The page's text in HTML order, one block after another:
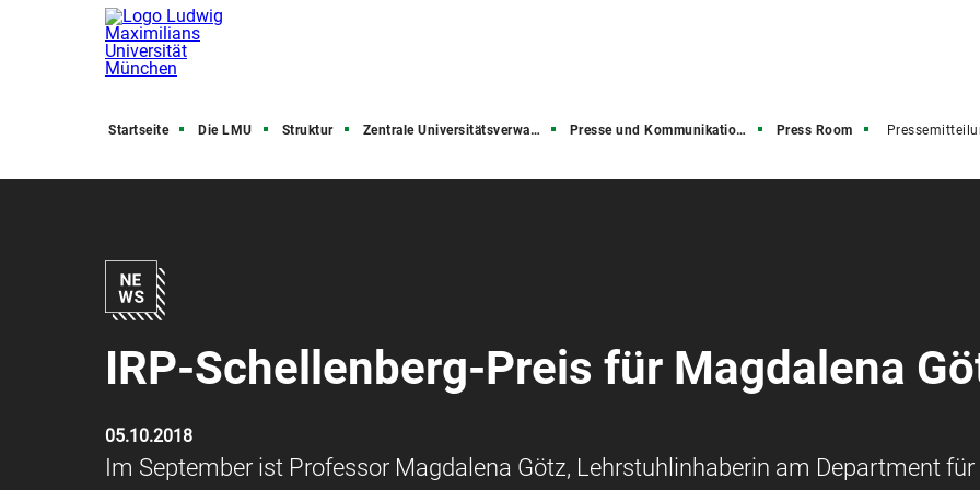
Startseite Die LMU Struktur Zentrale Universitätsverwaltung Presse und Kommunikation (PuK) Press Room
IRP-Schellenberg-Preis für Magdalena
05.10.2018
Im September ist Professor Magdalena Götz, Lehrstuhlinhaberin am Department für